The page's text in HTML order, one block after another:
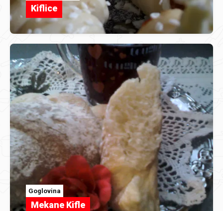
Kiflice
Goglovina
Mekane Kifle